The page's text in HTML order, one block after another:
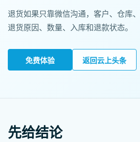
退货如果只靠微信沟通，客户、仓库
退货原因、数量、入库和退款状态。
免费体验 返回云上头条
先给结论